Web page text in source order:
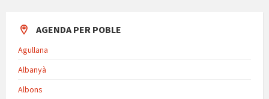
AGENDA PER POBLE
Agullana
Albanyà
Albons